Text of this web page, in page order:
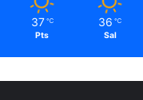
37 ℃
Pts
36 ℃
Sal